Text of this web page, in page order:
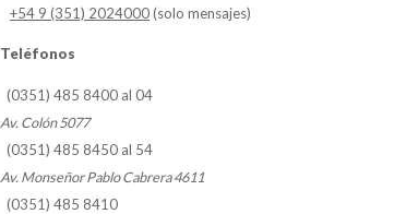
+54 9 (351) 2024000(solo mensajes)
Teléfonos
(0351) 485 8400 al 04
Av. Colón 5077
(0351) 485 8450 al 54
Av. Monseñor Pablo Cabrera 4611
(0351) 485 8410